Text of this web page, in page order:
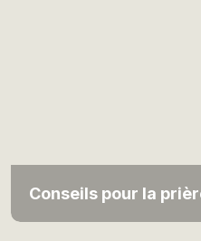
Conseils pour la